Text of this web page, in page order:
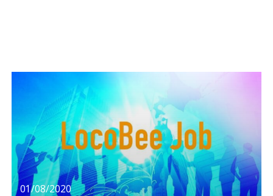
01/08/2020